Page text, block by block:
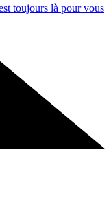
toujours là pour vous